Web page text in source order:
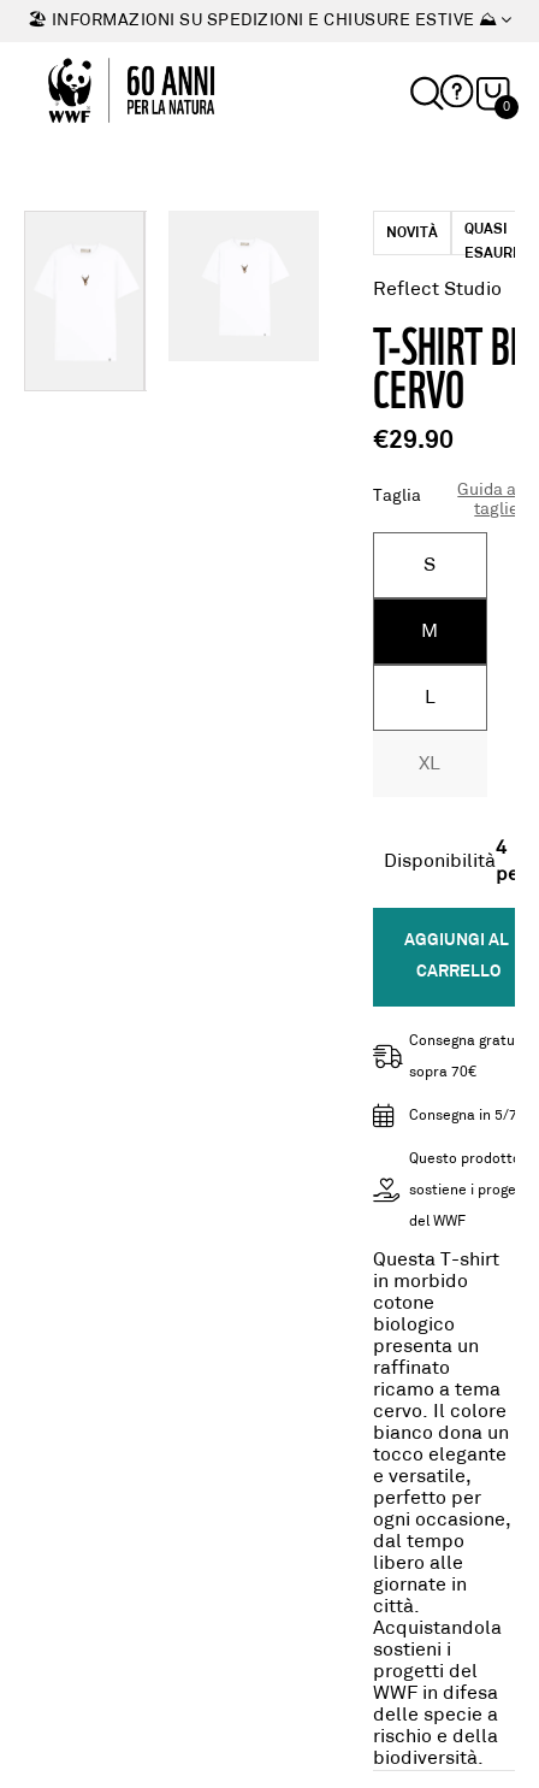
🏖 INFORMAZIONI SU SPEDIZIONI E CHIUSURE ESTIVE ⛰
0
NOVITÀ
QUASI
ESAURITO
Reflect Studio
T-SHIRT
CERVO
€29.90
Taglia
Guida alle
taglie
S
M
L
XL
Disponibilità
4
AGGIUNGI AL
CARRELLO
Consegna gratuita
sopra 70€
Consegna in 5/7gg
Questo prodotto
sostiene i progetti
del WWF
Questa T-shirt
in morbido
cotone
biologico
presenta un
raffinato
ricamo a tema
cervo. Il colore
bianco dona un
tocco elegante
e versatile,
perfetto per
ogni occasione,
dal tempo
libero alle
giornate in
città.
Acquistandola
sostieni i
progetti del
WWF in difesa
delle specie a
rischio e della
biodiversità.